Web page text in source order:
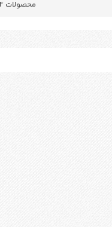
محصولات SKF